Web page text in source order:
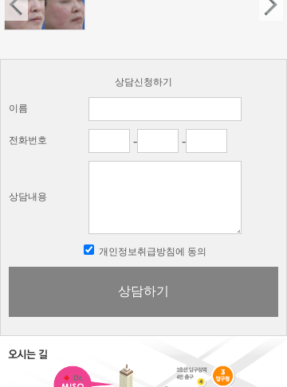
상담신청하기
이름
전화번호 - -
상담내용
개인정보취급방침에 동의